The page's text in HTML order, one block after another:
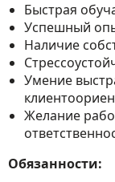
Быстрая
Успешный
Наличие
Умение
Желание
Обязанности: